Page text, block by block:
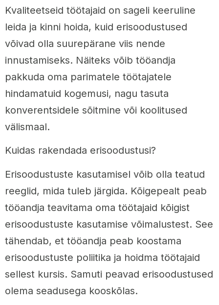
Kvaliteetseid töötajaid on sageli keeruline
leida ja kinni hoida, kuid erisoodustused
võivad olla suurepärane viis nende
innustamiseks. Näiteks võib tööandja
pakkuda oma parimatele töötajatele
hindamatuid kogemusi, nagu tasuta
konverentsidele sõitmine või koolitused
välismaal.
Kuidas rakendada erisoodustusi?
Erisoodustuste kasutamisel võib olla teatud
reeglid, mida tuleb järgida. Kõigepealt peab
tööandja teavitama oma töötajaid kõigist
erisoodustuste kasutamise võimalustest. See
tähendab, et tööandja peab koostama
erisoodustuste poliitika ja hoidma töötajaid
sellest kursis. Samuti peavad erisoodustused
olema seadusega kooskõlas.